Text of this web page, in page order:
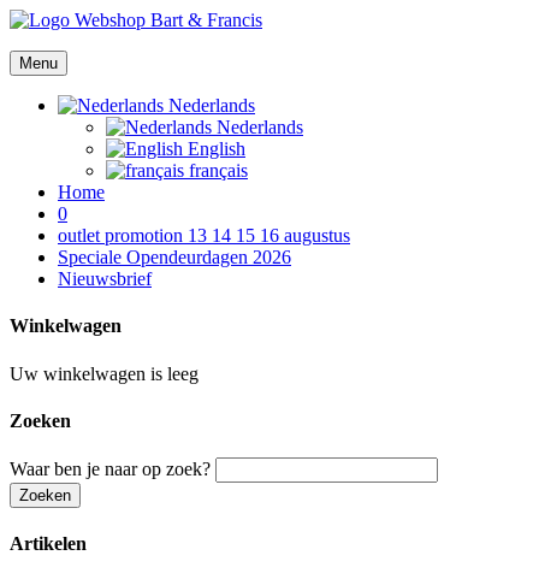
Menu
Nederlands
Nederlands
English
français
Home
0
outlet promotion 13 14 15 16 augustus
Speciale Opendeurdagen 2026
Nieuwsbrief
Winkelwagen
Uw winkelwagen is leeg
Zoeken
Waar ben je naar op zoek?
Artikelen